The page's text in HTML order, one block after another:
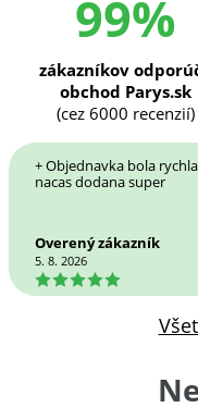
99%
zákazníkov
obchod Parys.sk
(cez 6000 recenzií)
+ Objednavka bola
nacas dodana super
Overený zákazník
5. 8. 2026
5